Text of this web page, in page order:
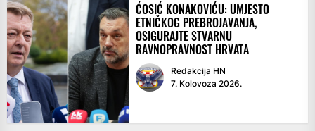
ĆOSIĆ KONAKOVIĆU: UMJESTO
ETNIČKOG PREBROJAVANJA,
OSIGURAJTE STVARNU
RAVNOPRAVNOST HRVATA
Redakcija HN
7. Kolovoza 2026.